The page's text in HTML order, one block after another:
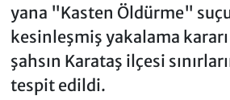
yana "Kasten Öldürme"
kesinleşmiş yakalama
şahsın Karataş ilçesi
tespit edildi.